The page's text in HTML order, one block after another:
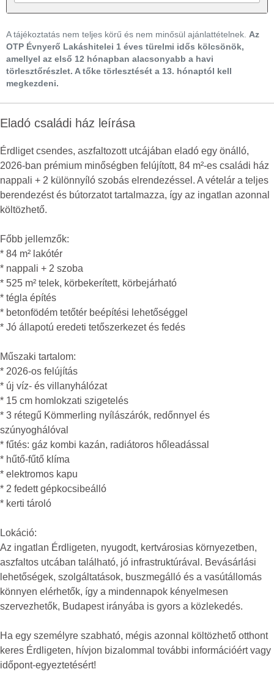
A tájékoztatás nem teljes körű és nem minősül ajánlattételnek. Az
OTP Évnyerő Lakáshitelei 1 éves türelmi idős kölcsönök,
amellyel az első 12 hónapban alacsonyabb a havi
törlesztőrészlet. A tőke törlesztését a 13. hónaptól kell
megkezdeni.
Eladó családi ház leírása
Érdliget csendes, aszfaltozott utcájában eladó egy önálló,
2026-ban prémium minőségben felújított, 84 m²-es családi ház
nappali + 2 különnyíló szobás elrendezéssel. A vételár a teljes
berendezést és bútorzatot tartalmazza, így az ingatlan azonnal
költözhető.
Főbb jellemzők:
* 84 m² lakótér
* nappali + 2 szoba
* 525 m² telek, körbekerített, körbejárható
* tégla építés
* betonfödém tetőtér beépítési lehetőséggel
* Jó állapotú eredeti tetőszerkezet és fedés
Műszaki tartalom:
* 2026-os felújítás
* új víz- és villanyhálózat
* 15 cm homlokzati szigetelés
* 3 rétegű Kömmerling nyílászárók, redőnnyel és
szúnyoghálóval
* fűtés: gáz kombi kazán, radiátoros hőleadással
* hűtő-fűtő klíma
* elektromos kapu
* 2 fedett gépkocsibeálló
* kerti tároló
Lokáció:
Az ingatlan Érdligeten, nyugodt, kertvárosias környezetben,
aszfaltos utcában található, jó infrastruktúrával. Bevásárlási
lehetőségek, szolgáltatások, buszmegálló és a vasútállomás
könnyen elérhetők, így a mindennapok kényelmesen
szervezhetők, Budapest irányába is gyors a közlekedés.
Ha egy személyre szabható, mégis azonnal költözhető otthont
keres Érdligeten, hívjon bizalommal további információért vagy
időpont-egyeztetésért!